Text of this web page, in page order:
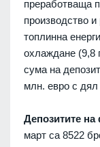
преработваща
производство
топлинна
охлаждане (9,8
сума на
млн. евро с дял
Депозитите
март са 8522